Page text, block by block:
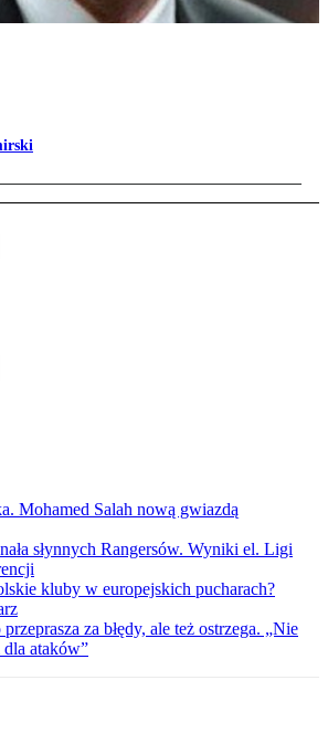
Mohamed Salah nową gwiazdą
słynnych Rangersów. Wyniki el. Ligi
kluby w europejskich pucharach?
za błędy, ale też ostrzega. „Nie
ataków”